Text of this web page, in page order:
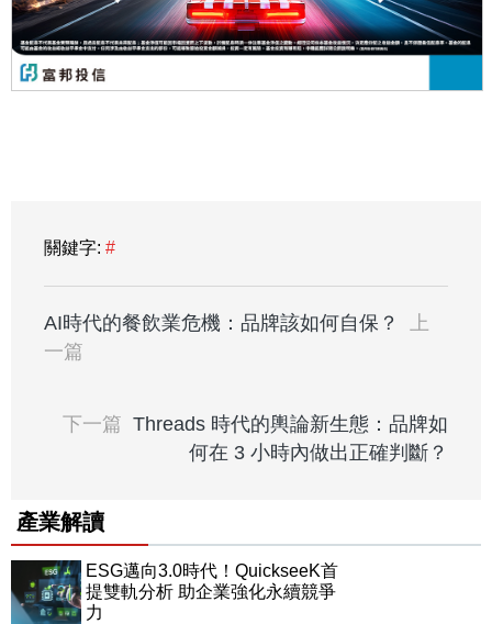
關鍵字: #
AI時代的餐飲業危機：品牌該如何自保？
上
一篇
下一篇 Threads 時代的輿論新生態：品牌如
何在 3 小時內做出正確判斷？
產業解讀
ESG邁向3.0時代！QuickseeK首
提雙軌分析 助企業強化永續競爭
力